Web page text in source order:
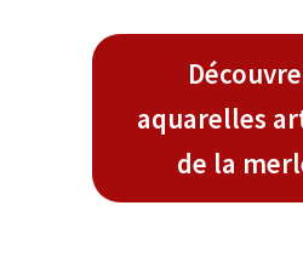
aquarelles
de la